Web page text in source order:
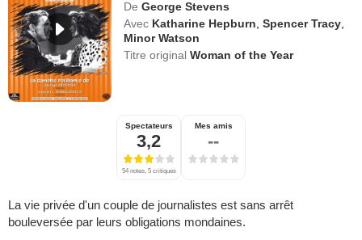
De George Stevens
Avec Katharine Hepburn ,Spencer Tracy
Minor Watson
Titre originalWoman of the Year
Spectateurs
3,2
54 notes, 5 critiques
Mes amis
--
La vie privée d'un couple de journalistes est sans arrêt
bouleversée par leurs obligations mondaines.